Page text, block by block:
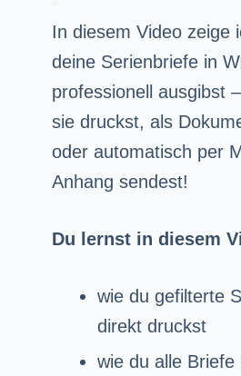
In diesem Video zeige
deine Serienbriefe in
professionell ausgibst
sie druckst, als
oder automatisch per
Anhang sendest!
Du lernst in diesem
wie du gefilterte
direkt druckst
wie du alle Briefe